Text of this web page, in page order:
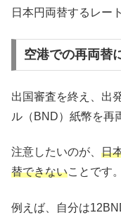
日本円両替するレー
空港での再両替
出国審査を終え、出
ル（BND）紙幣を再
注意したいのが、 日
替できないことです。
例えば、自分は